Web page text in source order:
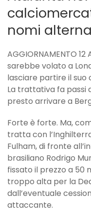
nomi
AGGIORNAMENTO
sarebbe volato a
lasciare partire il suo
La trattativa fa passi
presto arrivare a
Forte è forte. Ma,
tratta con
Fulham, di fronte
brasiliano Rodrigo
fissato il prezzo a 50
troppo alta per la
dall’eventuale
attaccante.